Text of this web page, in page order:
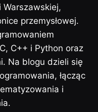
przemysłowej.
C++ i Python oraz
Na blogu dzieli się
łącząc
i